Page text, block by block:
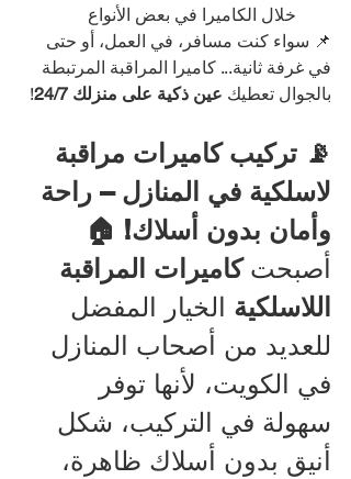
خلال الكاميرا في بعض الأنواع
📌 سواء كنت مسافر، في العمل، أو حتى
في غرفة ثانية... كاميرا المراقبة المرتبطة
بالجوال تعطيك عين ذكية على منزلك 24/7 !
📡 تركيب كاميرات مراقبة
لاسلكية في المنازل – راحة
وأمان بدون أسلاك! 🏠
أصبحت كاميرات المراقبة
اللاسلكية الخيار المفضل
للعديد من أصحاب المنازل
في الكويت، لأنها توفر
سهولة في التركيب، شكل
أنيق بدون أسلاك ظاهرة،